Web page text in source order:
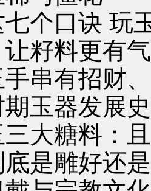
七个口诀 玩
让籽料更有
手串有招财
期玉器发展史
三大糖料：
底是雕好还